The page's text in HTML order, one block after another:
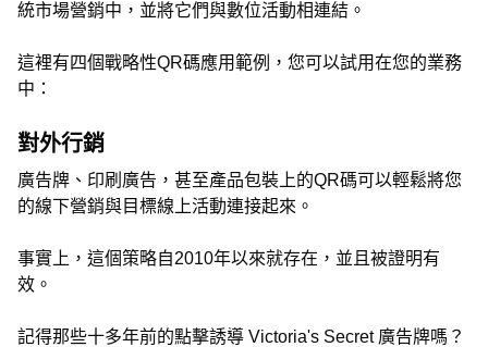
統市場營銷中，並將它們與數位活動相連結。
這裡有四個戰略性QR碼應用範例，您可以試用在您的業務
中：
對外行銷
廣告牌、印刷廣告，甚至產品包裝上的QR碼可以輕鬆將您
的線下營銷與目標線上活動連接起來。
事實上，這個策略自2010年以來就存在，並且被證明有
效。
記得那些十多年前的點擊誘導 Victoria's Secret 廣告牌嗎？